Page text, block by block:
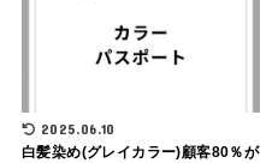
2025.06.10
白髪染め(グレイカラー)顧客80％が